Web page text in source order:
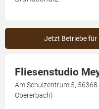
Jetzt Betriebe für
Fliesenstudio
Am Schulzentrum 5,
Obererbach)